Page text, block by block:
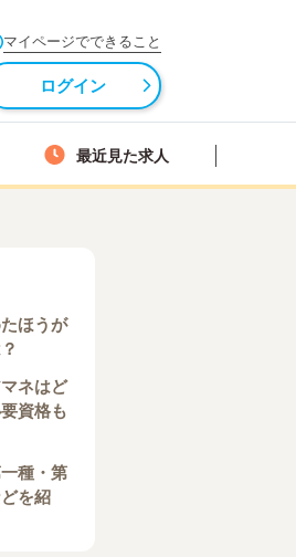
マイページでできること
ログイン
最近見た求人
ほうが
ネはど
資格も
種・第
を紹